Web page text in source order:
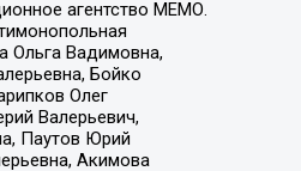
агентство МЕМО.
Ольга Вадимовна,
Бойко
Олег
Валерьевич,
Паутов Юрий
Акимова